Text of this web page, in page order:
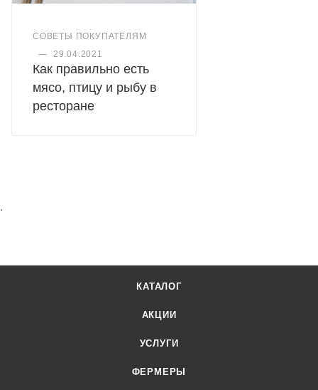
СОВЕТЫ ПОКУПАТЕЛЯМ
—
29.04.2021
Как правильно есть
мясо, птицу и рыбу в
ресторане
.
КАТАЛОГ
АКЦИИ
УСЛУГИ
ФЕРМЕРЫ